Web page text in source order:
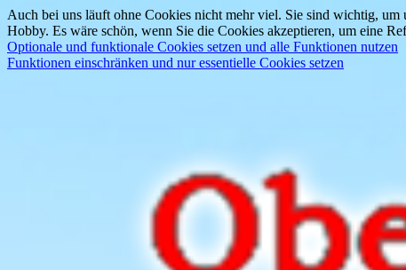
Auch bei uns läuft ohne Cookies nicht mehr viel. Sie sind wichtig, um
Hobby. Es wäre schön, wenn Sie die Cookies akzeptieren, um eine
Optionale und funktionale Cookies setzen und alle Funktionen nutzen
Funktionen einschränken und nur essentielle Cookies setzen